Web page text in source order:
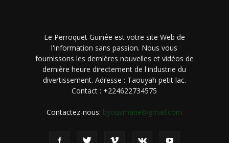
Le Perroquet Guinée est votre site Web de
l'information sans passion. Nous vous
fournissons les dernières nouvelles et vidéos de
dernière heure directement de l'industrie du
divertissement. Adresse : Taouyah petit lac.
Contact : +224622734575
Contactez-nous: byousmane@gmail.com